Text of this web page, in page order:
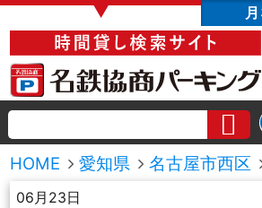
▼
HOME 愛知県 名古屋市西区
06月23日